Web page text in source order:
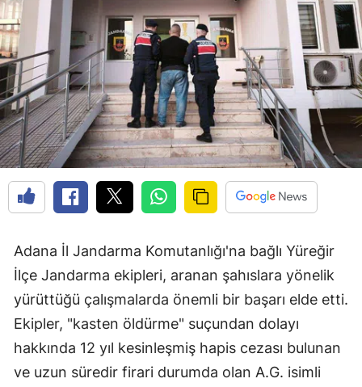
Adana İl Jandarma Komutanlığı'na bağlı Yüreğir
İlçe Jandarma ekipleri, aranan şahıslara yönelik
yürüttüğü çalışmalarda önemli bir başarı elde etti.
Ekipler, "kasten öldürme" suçundan dolayı
hakkında 12 yıl kesinleşmiş hapis cezası bulunan
ve uzun süredir firari durumda olan A.G. isimli